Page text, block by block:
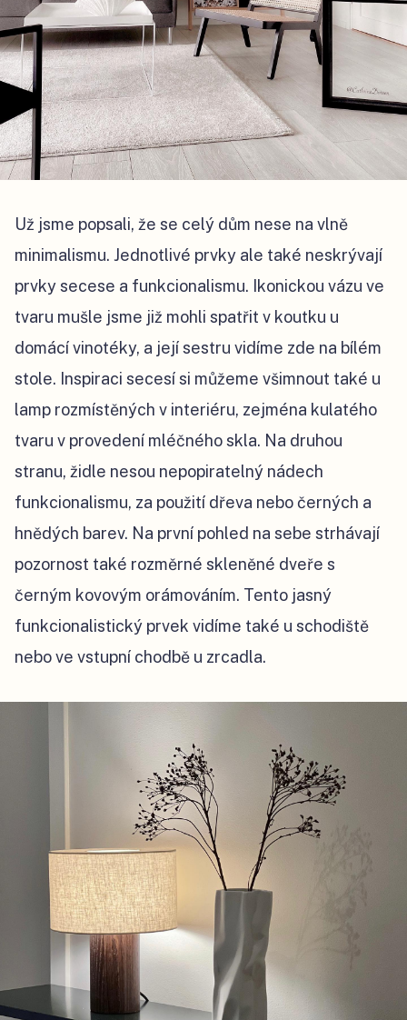
Už jsme popsali, že se celý dům nese na vlně
minimalismu. Jednotlivé prvky ale také neskrývají
prvky secese a funkcionalismu. Ikonickou vázu ve
tvaru mušle jsme již mohli spatřit v koutku u
domácí vinotéky, a její sestru vidíme zde na bílém
stole. Inspiraci secesí si můžeme všimnout také u
lamp rozmístěných v interiéru, zejména kulatého
tvaru v provedení mléčného skla. Na druhou
stranu, židle nesou nepopiratelný nádech
funkcionalismu, za použití dřeva nebo černých a
hnědých barev. Na první pohled na sebe strhávají
pozornost také rozměrné skleněné dveře s
černým kovovým orámováním. Tento jasný
funkcionalistický prvek vidíme také u schodiště
nebo ve vstupní chodbě u zrcadla.